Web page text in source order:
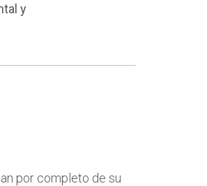
y
por completo de su